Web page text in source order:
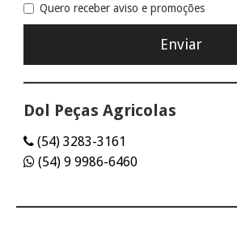
Quero receber aviso e promoções
Dol Peças Agricolas
(54) 3283-3161
(54) 9 9986-6460